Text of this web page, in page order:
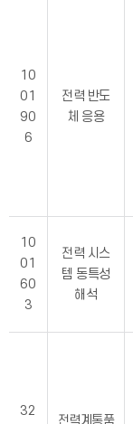
10
01
90
6
전력 반도
체 응용
10
01
60
3
전력 시스
템 동특성
해석
32
전력계통품